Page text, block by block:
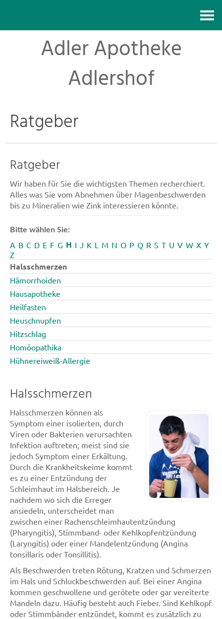
Adler Apotheke
Adlershof
Ratgeber
Ratgeber
Wir haben für Sie die wichtigsten Themen recherchiert.
Alles was Sie vom Abnehmen über Magenbeschwerden
bis zu Mineralien wie Zink interessieren könnte.
Bitte wählen Sie:
A B C D E F G H I J K L M N O P Q R S T U V W X Y
Z
Halsschmerzen
Hämorrhoiden
Hausapotheke
Heilfasten
Heuschnupfen
Hitzschlag
Homöopathika
Hühnereiweiß-Allergie
Halsschmerzen
Halsschmerzen können als
Symptom einer isolierten, durch
Viren oder Bakterien verursachten
Infektion auftreten; meist sind sie
jedoch Symptom einer Erkältung.
Durch die Krankheitskeime kommt
es zu einer Entzündung der
Schleimhaut im Halsbereich. Je
nachdem wo sich die Erreger
ansiedeln, unterscheidet man
zwischen einer Rachenschleimhautentzündung
(Pharyngitis), Stimmband- oder Kehlkopfentzündung
(Laryngitis) oder einer Mandelentzündung (Angina
tonsillaris oder Tonsillitis).
Als Beschwerden treten Rötung, Kratzen und Schmerzen
im Hals und Schluckbeschwerden auf. Bei einer Angina
kommen geschwollene und gerötete oder gar vereiterte
Mandeln dazu. Häufig besteht auch Fieber. Sind Kehlkopf
oder Stimmbänder entzündet, kommt es zusätzlich zu